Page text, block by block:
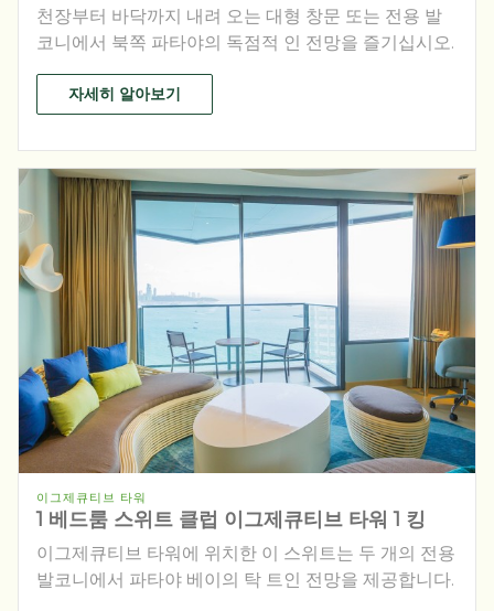
천장부터 바닥까지 내려 오는 대형 창문 또는 전용 발
코니에서 북쪽 파타야의 독점적 인 전망을 즐기십시오.
자세히 알아보기
이그제큐티브 타워
1 베드룸 스위트 클럽 이그제큐티브 타워 1 킹
이그제큐티브 타워에 위치한 이 스위트는 두 개의 전용
발코니에서 파타야 베이의 탁 트인 전망을 제공합니다.